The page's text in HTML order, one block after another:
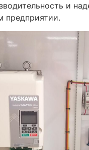
и
предприятии.